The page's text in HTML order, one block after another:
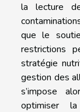
la lecture
que le
restrictions
stratégie
gestion des
s’impose
optimiser